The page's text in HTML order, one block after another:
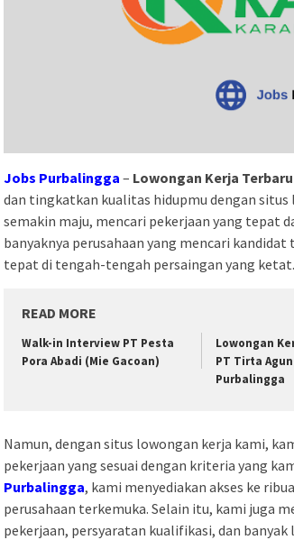
Jobs Purbalingga – Lowongan Kerja
dan tingkatkan kualitas hidupmu dengan
semakin maju, mencari pekerjaan yang tepat
banyaknya perusahaan yang mencari
tepat di tengah-tengah persaingan yang ketat.
READ MORE
Walk-in Interview PT Pesta
Pora Abadi (Mie Gacoan)
Lowongan
PT Tirta
Purbalingga
Namun, dengan situs lowongan kerja kami,
pekerjaan yang sesuai dengan kriteria yang
Purbalingga, kami menyediakan akses ke
perusahaan terkemuka. Selain itu, kami juga
pekerjaan, persyaratan kualifikasi, dan banyak